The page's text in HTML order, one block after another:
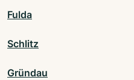
Fulda
Schlitz
Gründau